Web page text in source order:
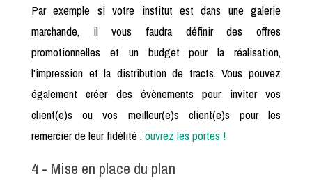
Par exemple si votre institut est dans une galerie
marchande, il vous faudra définir des offres
promotionnelles et un budget pour la réalisation,
l'impression et la distribution de tracts. Vous pouvez
également créer des évènements pour inviter vos
client(e)s ou vos meilleur(e)s client(e)s pour les
remercier de leur fidélité :ouvrez les portes !
4 - Mise en place du plan